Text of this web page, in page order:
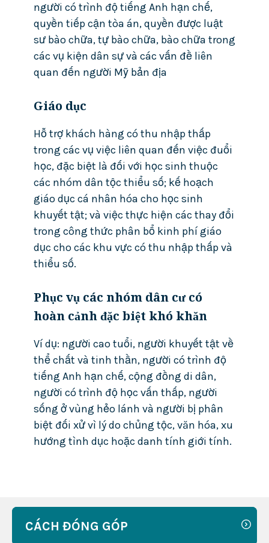
người có trình độ tiếng Anh hạn chế,
quyền tiếp cận tòa án, quyền được luật
sư bào chữa, tự bào chữa, bào chữa trong
các vụ kiện dân sự và các vấn đề liên
quan đến người Mỹ bản địa
Giáo dục
Hỗ trợ khách hàng có thu nhập thấp
trong các vụ việc liên quan đến việc đuổi
học, đặc biệt là đối với học sinh thuộc
các nhóm dân tộc thiểu số; kế hoạch
giáo dục cá nhân hóa cho học sinh
khuyết tật; và việc thực hiện các thay đổi
trong công thức phân bổ kinh phí giáo
dục cho các khu vực có thu nhập thấp và
thiểu số.
Phục vụ các nhóm dân cư có
hoàn cảnh đặc biệt khó khăn
Ví dụ: người cao tuổi, người khuyết tật về
thể chất và tinh thần, người có trình độ
tiếng Anh hạn chế, cộng đồng di dân,
người có trình độ học vấn thấp, người
sống ở vùng hẻo lánh và người bị phân
biệt đối xử vì lý do chủng tộc, văn hóa, xu
hướng tình dục hoặc danh tính giới tính.
CÁCH ĐÓNG GÓP